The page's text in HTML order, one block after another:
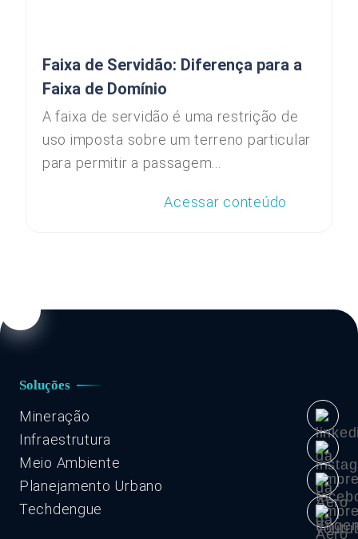
Faixa de Servidão: Diferença para a
Faixa de Domínio
A faixa de servidão é uma restrição de
uso imposta sobre um terreno particular
para permitir a passagem...
Acessar conteúdo
Soluções
Mineração
Infraestrutura
Meio Ambiente
Planejamento Urbano
Techdengue